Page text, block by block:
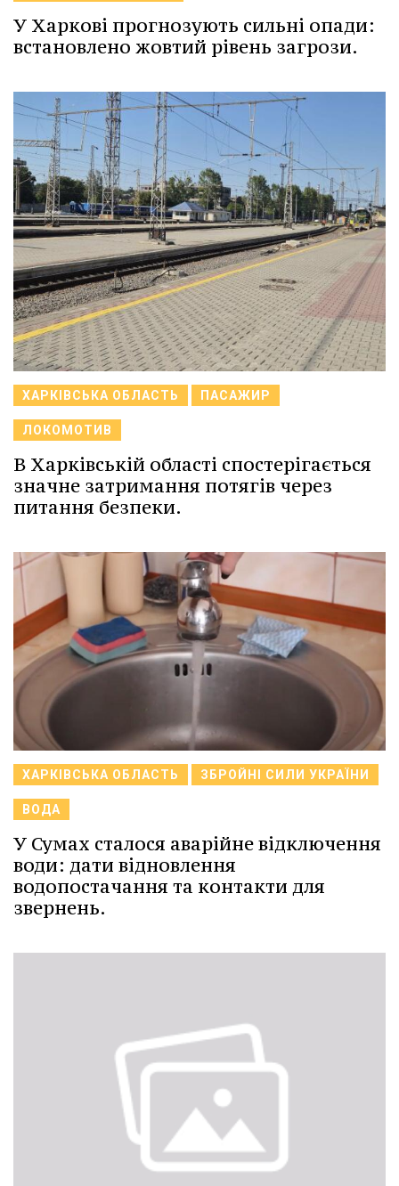
У Харкові прогнозують сильні опади:
встановлено жовтий рівень загрози.
ХАРКІВСЬКА ОБЛАСТЬ ПАСАЖИР
ЛОКОМОТИВ
В Харківській області спостерігається
значне затримання потягів через
питання безпеки.
ХАРКІВСЬКА ОБЛАСТЬ ЗБРОЙНІ СИЛИ УКРАЇНИ
ВОДА
У Сумах сталося аварійне відключення
води: дати відновлення
водопостачання та контакти для
звернень.